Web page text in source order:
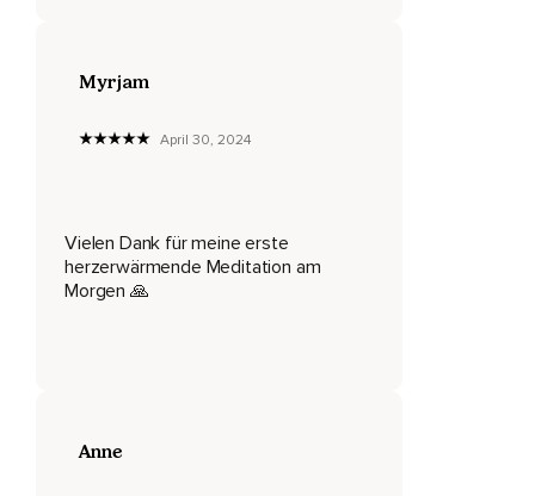
So wie jeder andere Mensch auf dieser schönen Erde.
Was du für ein glückliches Leben brauchst.
Du trägst alles bereits in dir,
Myrjam
April 30, 2024
Vielen Dank für meine erste
herzerwärmende Meditation am
Morgen 🙏
Anne